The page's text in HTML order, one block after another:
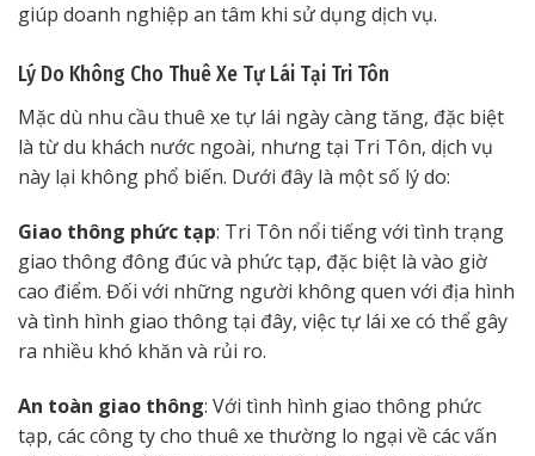
giúp doanh nghiệp an tâm khi sử dụng dịch vụ.
Lý Do Không Cho Thuê Xe Tự Lái Tại Tri Tôn
Mặc dù nhu cầu thuê xe tự lái ngày càng tăng, đặc biệt
là từ du khách nước ngoài, nhưng tại Tri Tôn, dịch vụ
này lại không phổ biến. Dưới đây là một số lý do:
Giao thông phức tạp: Tri Tôn nổi tiếng với tình trạng
giao thông đông đúc và phức tạp, đặc biệt là vào giờ
cao điểm. Đối với những người không quen với địa hình
và tình hình giao thông tại đây, việc tự lái xe có thể gây
ra nhiều khó khăn và rủi ro.
An toàn giao thông: Với tình hình giao thông phức
tạp, các công ty cho thuê xe thường lo ngại về các vấn